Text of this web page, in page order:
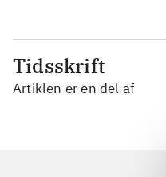
Tidsskrift
Artiklen er en del af